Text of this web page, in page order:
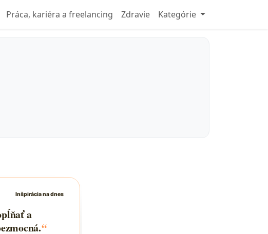
Práca, kariéra a freelancing Zdravie Kategórie